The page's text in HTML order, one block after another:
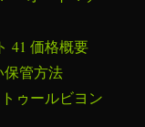
ま
41 価格概要
保管方法
ゥールビヨン